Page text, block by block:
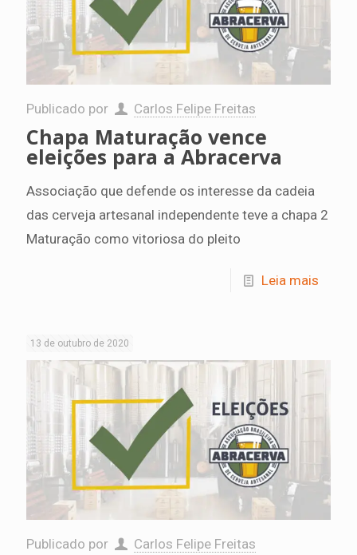
Publicado por Carlos Felipe Freitas
Chapa Maturação vence
eleições para a Abracerva
Associação que defende os interesse da cadeia
das cerveja artesanal independente teve a chapa 2
Maturação como vitoriosa do pleito
Leia mais
13 de outubro de 2020
Publicado por Carlos Felipe Freitas